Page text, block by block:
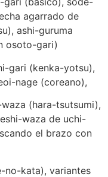
agarrado de
ashi-guruma
osoto-gari)
gari (kenka-yotsu),
nage (coreano),
(hara-tsutsumi),
waza de uchi-
el brazo con
no-kata), variantes